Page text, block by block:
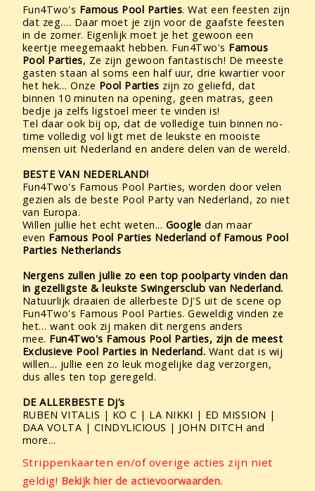
Fun4Two's Famous Pool Parties. Wat een feesten zijn
dat zeg…. Daar moet je zijn voor de gaafste feesten
in de zomer. Eigenlijk moet je het gewoon een
keertje meegemaakt hebben. Fun4Two's Famous
Pool Parties, Ze zijn gewoon fantastisch! De meeste
gasten staan al soms een half uur, drie kwartier voor
het hek… Onze Pool Parties zijn zo geliefd, dat
binnen 10 minuten na opening, geen matras, geen
bedje ja zelfs ligstoel meer te vinden is!
Tel daar ook bij op, dat de volledige tuin binnen no-
time volledig vol ligt met de leukste en mooiste
mensen uit Nederland en andere delen van de wereld.
BESTE VAN NEDERLAND!
Fun4Two's Famous Pool Parties, worden door velen
gezien als de beste Pool Party van Nederland, zo niet
van Europa.
Willen jullie het echt weten... Googledan maar
even Famous Pool Parties Nederland of Famous Pool
Parties Netherlands
Nergens zullen jullie zo een top poolparty vinden dan
in gezelligste & leukste Swingersclub van Nederland.
Natuurlijk draaien de allerbeste DJ'S uit de scene op
Fun4Two's Famous Pool Parties. Geweldig vinden ze
het… want ook zij maken dit nergens anders
mee. Fun4Two's Famous Pool Parties, zijn de meest
Exclusieve Pool Parties in Nederland. Want dat is wij
willen... jullie een zo leuk mogelijke dag verzorgen,
dus alles ten top geregeld.
DE ALLERBESTE Dj’s
RUBEN VITALIS | KO C | LA NIKKI | ED MISSION |
DAA VOLTA | CINDYLICIOUS | JOHN DITCH and
more...
Strippenkaarten en/of overige acties zijn niet
geldig! Bekijk hier de actievoorwaarden.